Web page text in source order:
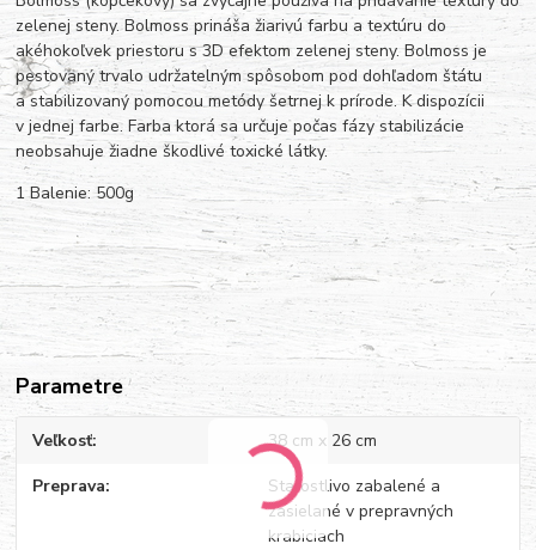
zelenej steny. Bolmoss prináša žiarivú farbu a textúru do
akéhokoľvek priestoru s 3D efektom zelenej steny. Bolmoss je
pestovaný trvalo udržatelným spôsobom pod dohľadom štátu
a stabilizovaný pomocou metódy šetrnej k prírode. K dispozícii
v jednej farbe. Farba ktorá sa určuje počas fázy stabilizácie
neobsahuje žiadne škodlivé toxické látky.
1 Balenie: 500g
Parametre
Veľkosť 38 cm x 26 cm
Preprava
Starostlivo zabalené a
zasielané v prepravných
krabiciach